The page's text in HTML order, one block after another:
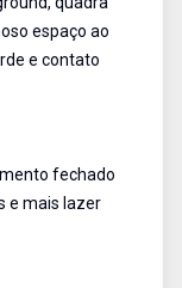
espaço ao
e contato
fechado
e mais lazer